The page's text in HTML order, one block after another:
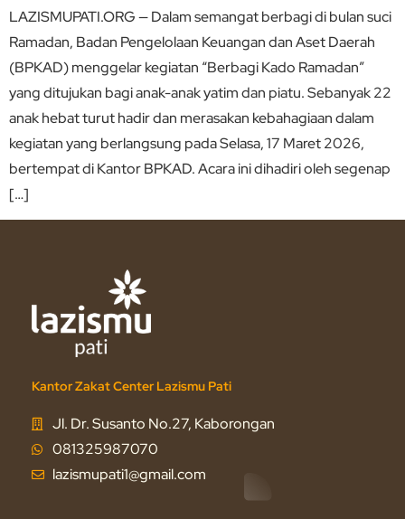
LAZISMUPATI.ORG — Dalam semangat berbagi di bulan suci
Ramadan, Badan Pengelolaan Keuangan dan Aset Daerah
(BPKAD) menggelar kegiatan “Berbagi Kado Ramadan”
yang ditujukan bagi anak-anak yatim dan piatu. Sebanyak 22
anak hebat turut hadir dan merasakan kebahagiaan dalam
kegiatan yang berlangsung pada Selasa, 17 Maret 2026,
bertempat di Kantor BPKAD. Acara ini dihadiri oleh segenap
[…]
Kantor Zakat Center Lazismu Pati
Jl. Dr. Susanto No.27, Kaborongan
081325987070
lazismupati1@gmail.com